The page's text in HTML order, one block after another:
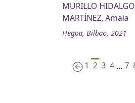
MURILLO
MARTÍNEZ, Amaia
Hegoa, Bilbao, 2021
1 2 3 4 … 7